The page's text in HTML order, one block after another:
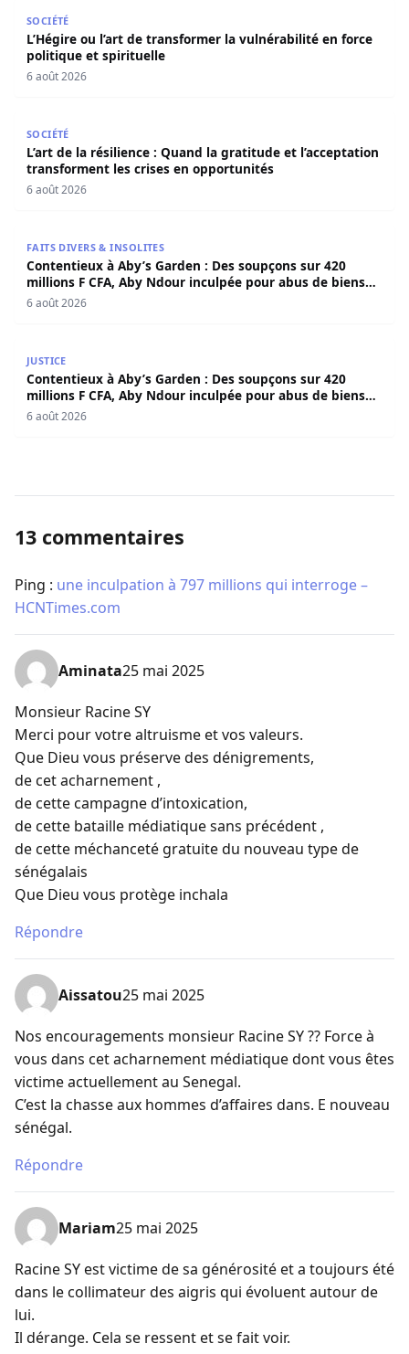
SOCIÉTÉ
L’Hégire ou l’art de transformer la vulnérabilité en force
politique et spirituelle
6 août 2026
SOCIÉTÉ
L’art de la résilience : Quand la gratitude et l’acceptation
transforment les crises en opportunités
6 août 2026
FAITS DIVERS & INSOLITES
Contentieux à Aby’s Garden : Des soupçons sur 420
millions F CFA, Aby Ndour inculpée pour abus de biens
sociaux
6 août 2026
JUSTICE
Contentieux à Aby’s Garden : Des soupçons sur 420
millions F CFA, Aby Ndour inculpée pour abus de biens
sociaux
6 août 2026
13 commentaires
Ping : une inculpation à 797 millions qui interroge –
HCNTimes.com
Aminata25 mai 2025
Monsieur Racine SY
Merci pour votre altruisme et vos valeurs.
Que Dieu vous préserve des dénigrements,
de cet acharnement ,
de cette campagne d’intoxication,
de cette bataille médiatique sans précédent ,
de cette méchanceté gratuite du nouveau type de
sénégalais
Que Dieu vous protège inchala
Répondre
Aissatou25 mai 2025
Nos encouragements monsieur Racine SY ?? Force à
vous dans cet acharnement médiatique dont vous êtes
victime actuellement au Senegal.
C’est la chasse aux hommes d’affaires dans. E nouveau
sénégal.
Répondre
Mariam25 mai 2025
Racine SY est victime de sa générosité et a toujours été
dans le collimateur des aigris qui évoluent autour de
lui.
Il dérange. Cela se ressent et se fait voir.